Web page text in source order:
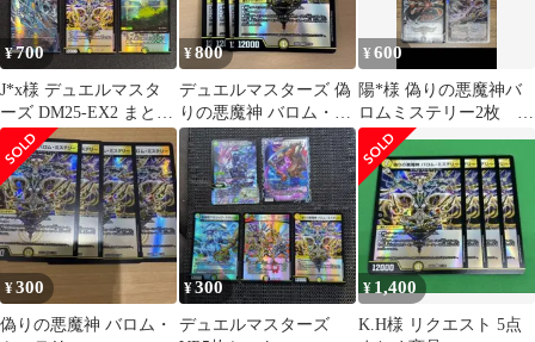
¥700
J*x様 デュエルマスタ
ーズ DM25-EX2 まとめ
売り18枚
¥800
デュエルマスターズ 偽
りの悪魔神 バロム・ミ
ステリー 4枚
¥600
陽*様 偽りの悪魔神バ
ロムミステリー2枚 悪
魔神デスモナーク 悪
魔神バロムハンタ
¥300
偽りの悪魔神 バロム・
¥300
デュエルマスターズ
¥ 1,400
K.H様 リクエスト 5点